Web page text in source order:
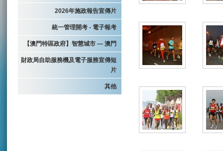
2026年施政報告宣傳片
統一管理開考 - 電子報考
【澳門特區政府】智慧城市 — 澳門
財政局自助服務機及電子服務宣傳短
片
其他